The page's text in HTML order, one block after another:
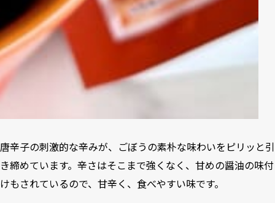
唐辛子の刺激的な辛みが、ごぼうの素朴な味わいをピリッと引
き締めています。辛さはそこまで強くなく、甘めの醤油の味付
けもされているので、甘辛く、食べやすい味です。